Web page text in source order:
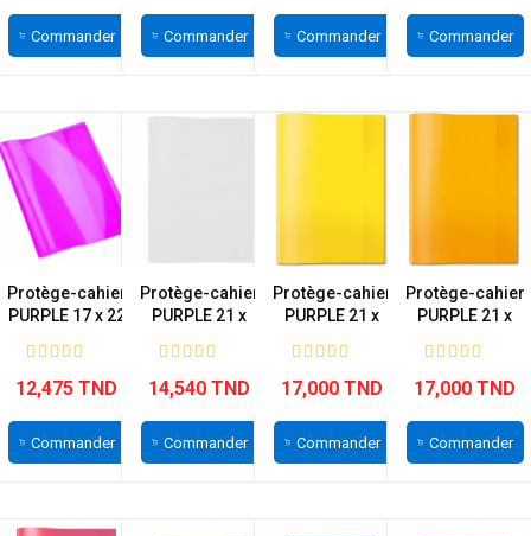
Commander Commander Commander Commander
Protège-cahier
PURPLE 17 x 22
12,475 TND
Commander
Protège-cahier
PURPLE 21 x
14,540 TND
Commander
Protège-cahier
PURPLE 21 x
17,000 TND
Commander
Protège-cahier
PURPLE 21 x
17,000 TND
Commander